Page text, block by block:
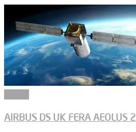
AIRBUS DS UK FERA AEOLUS 2